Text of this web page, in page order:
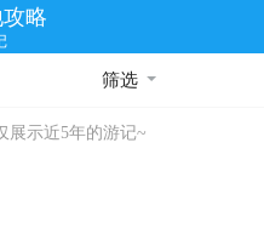
略
筛选
展示近5年的游记~